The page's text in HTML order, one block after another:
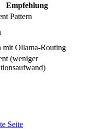
Empfehlung
Pattern
mit Ollama-Routing
(weniger
Seite